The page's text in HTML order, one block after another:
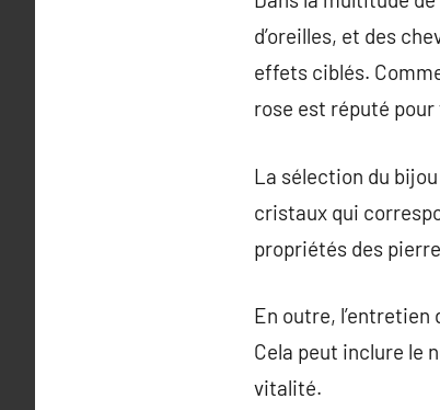
d’oreilles, et des
effets ciblés.
rose est réputé
La sélection du
cristaux qui
propriétés des
En outre,
Cela peut inclure le
vitalité.